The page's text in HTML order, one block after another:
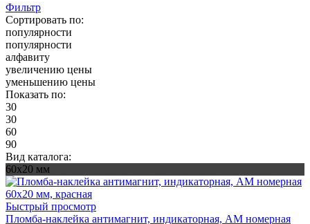
Фильтр
Сортировать по:
популярности
популярности
алфавиту
увеличению цены
уменьшению цены
Показать по:
30
30
60
90
Вид каталога:
60х20 мм
Быстрый просмотр
Пломба-наклейка антимагнит, индикаторная, АМ номерная